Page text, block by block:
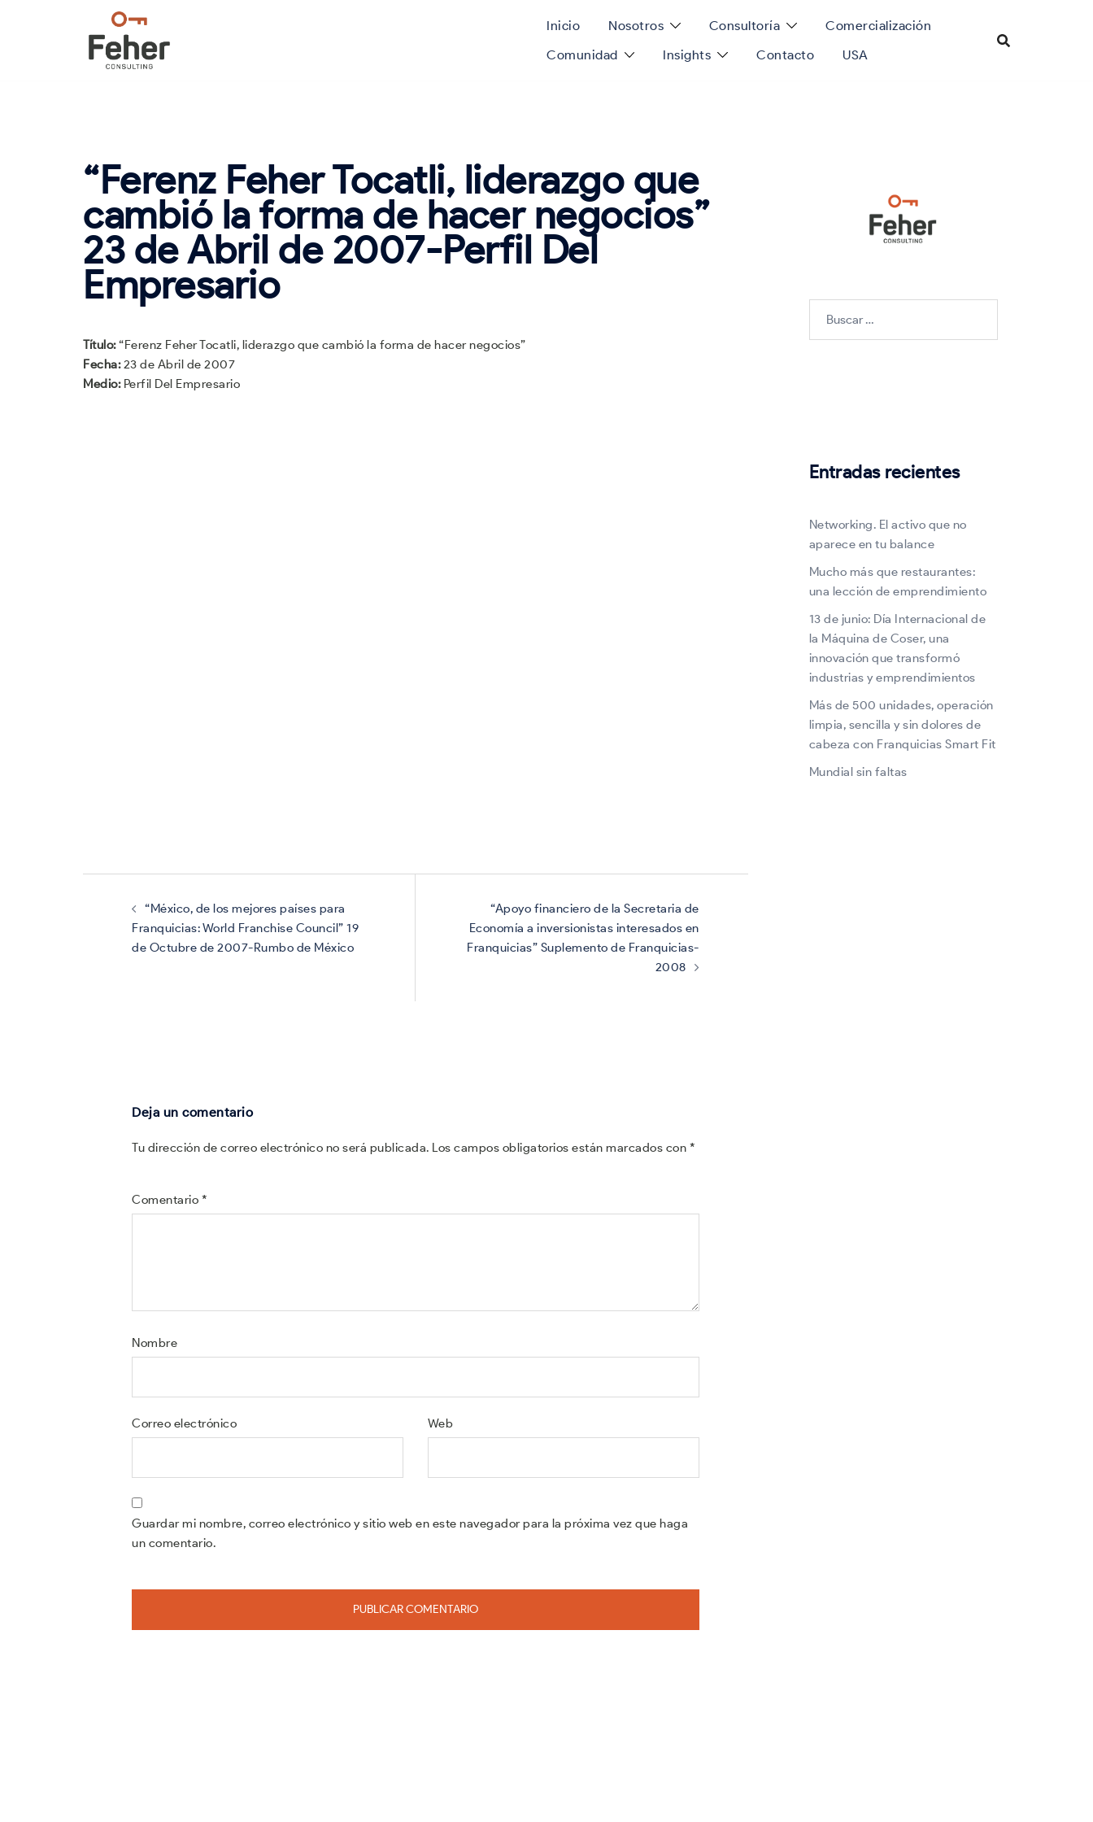
Inicio Nosotros Consultoría
Comercialización
Comunidad
Insights Contacto USA
“Ferenz Feher Tocatli, liderazgo que
cambió la forma de hacer negocios”
23 de Abril de 2007-Perfil Del
Empresario
Título:“Ferenz Feher Tocatli, liderazgo que cambió la forma de hacer negocios”
Fecha:23 de Abril de 2007
Medio:Perfil Del Empresario
Navegación
entradas“México, de los mejores países para
Franquicias: World Franchise Council” 19
de Octubre de 2007-Rumbo de México
“Apoyo financiero de la Secretaria de
Economía a inversionistas interesados en
Franquicias” Suplemento de Franquicias-
2008
Deja un comentario
Tu dirección de correo electrónico no será publicada. Los campos obligatorios están marcados con *
Comentario *
Nombre
Correo electrónico Web
Guardar mi nombre, correo electrónico y sitio web en este navegador para la próxima vez que haga
un comentario.
Entradas recientes
Networking. El activo que no
aparece en tu balance
Mucho más que restaurantes:
una lección de emprendimiento
13 de junio: Día Internacional de
la Máquina de Coser, una
innovación que transformó
industrias y emprendimientos
Más de 500 unidades, operación
limpia, sencilla y sin dolores de
cabeza con Franquicias Smart Fit
Mundial sin faltas